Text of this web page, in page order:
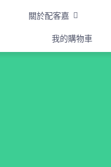
關於配客嘉
我的購物車